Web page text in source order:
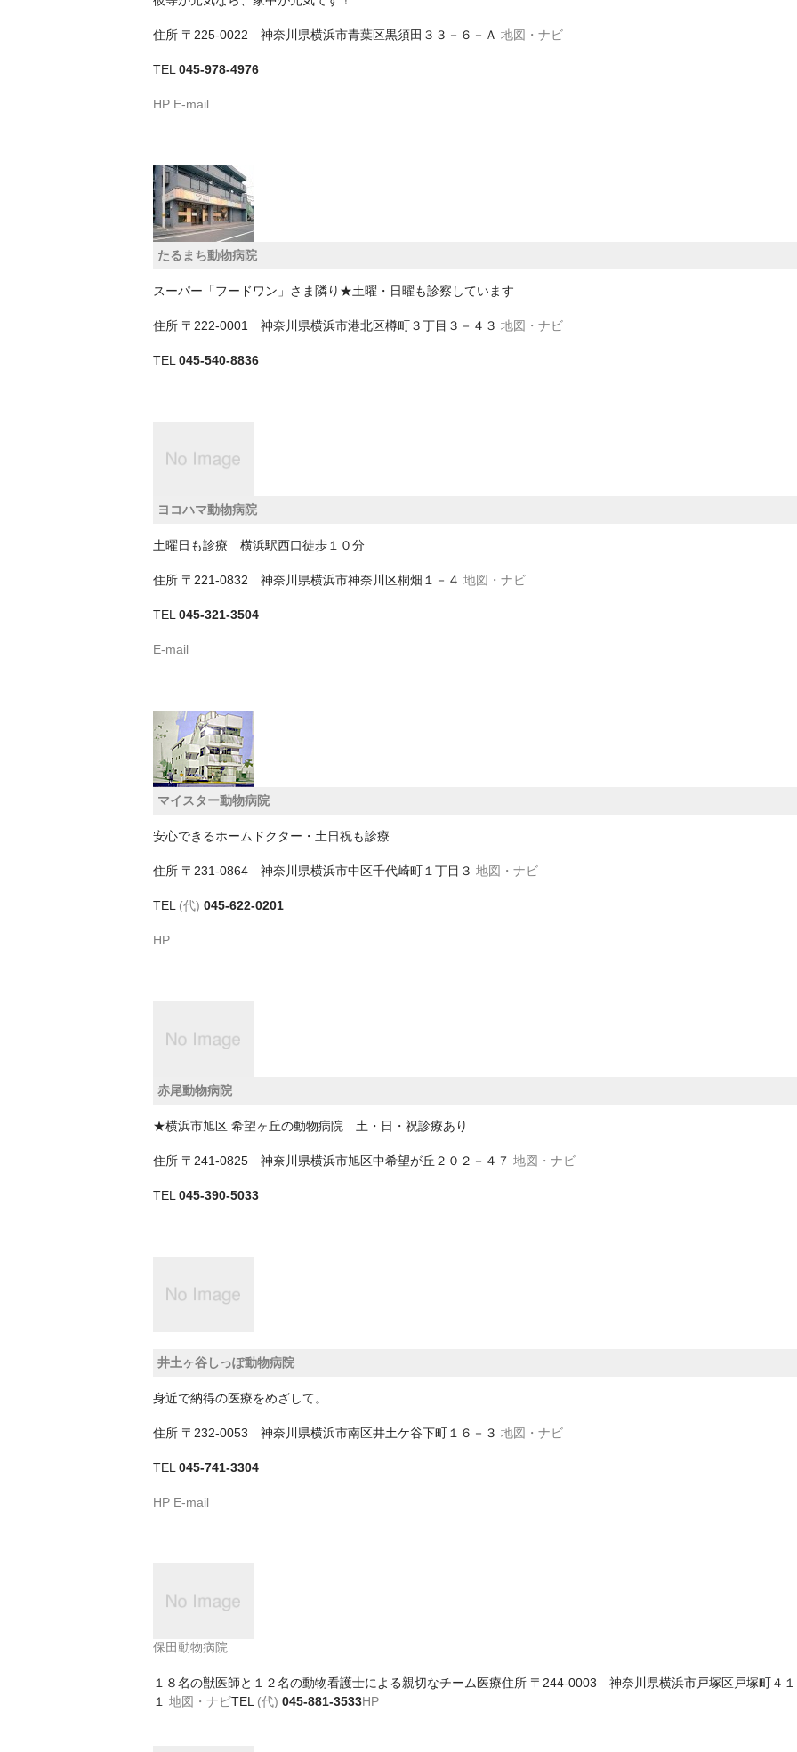
住所 〒225-0022 神奈川県横浜市青葉区黒須田３３－６－Ａ 地図・ナビ
TEL 045-978-4976
HP E-mail
たるまち動物病院
スーパー「フードワン」さま隣り★土曜・日曜も診察しています
住所 〒222-0001 神奈川県横浜市港北区樽町３丁目３－４３ 地図・ナビ
TEL 045-540-8836
ヨコハマ動物病院
土曜日も診療 横浜駅西口徒歩１０分
住所 〒221-0832 神奈川県横浜市神奈川区桐畑１－４ 地図・ナビ
TEL 045-321-3504
E-mail
マイスター動物病院
安心できるホームドクター・土日祝も診療
住所 〒231-0864 神奈川県横浜市中区千代崎町１丁目３ 地図・ナビ
TEL (代) 045-622-0201
HP
赤尾動物病院
★横浜市旭区 希望ヶ丘の動物病院 土・日・祝診療あり
住所 〒241-0825 神奈川県横浜市旭区中希望が丘２０２－４７ 地図・ナビ
TEL 045-390-5033
井土ヶ谷しっぽ動物病院
身近で納得の医療をめざして。
住所 〒232-0053 神奈川県横浜市南区井土ケ谷下町１６－３ 地図・ナビ
TEL 045-741-3304
HP E-mail
保田動物病院
１８名の獣医師と１２名の動物看護士による親切なチーム医療住所 〒244-0003 神奈川県横浜市戸塚区戸塚町４
１ 地図・ナビTEL (代) 045-881-3533HP